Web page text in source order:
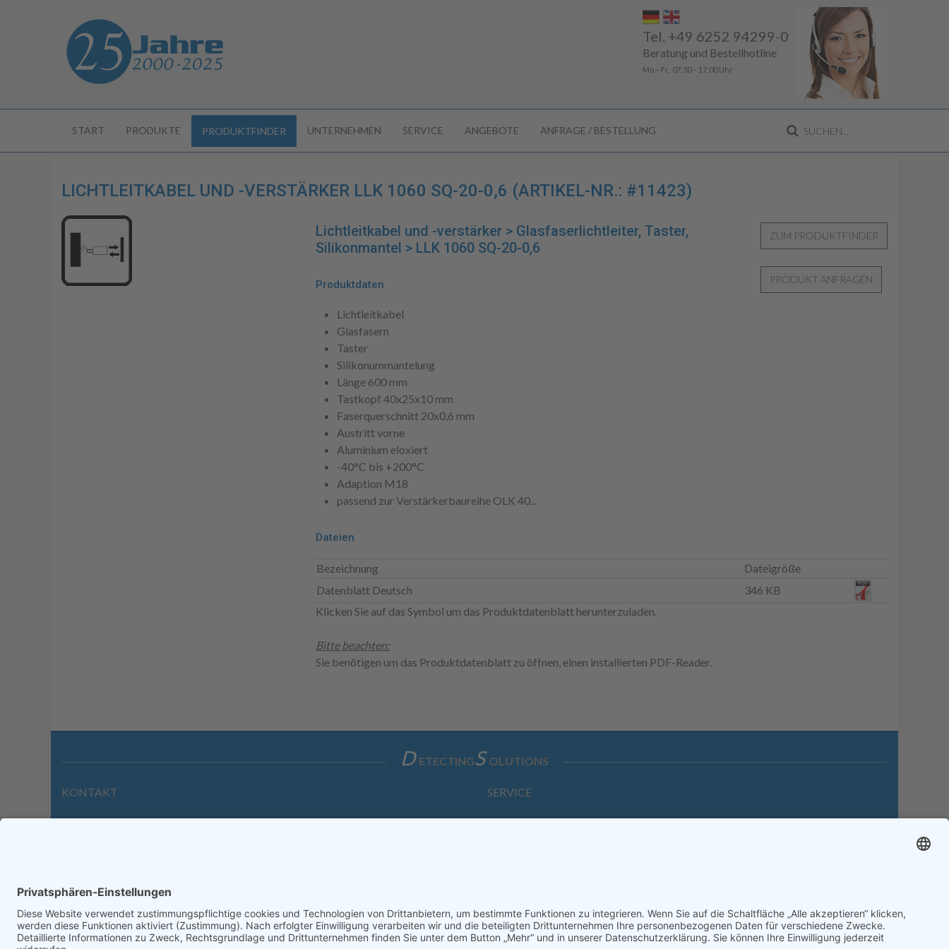
Tel. +49 6252 94299-0
Beratung und Bestellhotline
Mo – Fr, 07:30 – 17:00 Uhr
START PRODUKTE PRODUKTFINDER UNTERNEHMEN SERVICE ANGEBOTE ANFRAGE / BESTELLUNG
LICHTLEITKABEL UND -VERSTÄRKER LLK 1060 SQ-20-0,6 (ARTIKEL-NR.: #11423)
Lichtleitkabel und -verstärker > Glasfaserlichtleiter, Taster,
Silikonmantel > LLK 1060 SQ-20-0,6
Produktdaten
Lichtleitkabel
Glasfasern
Taster
Silikonummantelung
Länge 600 mm
Tastkopf 40x25x10 mm
Faserquerschnitt 20x0,6 mm
Austritt vorne
Aluminium eloxiert
-40°C bis +200°C
Adaption M18
passend zur Verstärkerbaureihe OLK 40...
Dateien
Bezeichnung
Dateigröße
Datenblatt Deutsch
346 KB
Klicken Sie auf das Symbol um das Produktdatenblatt herunterzuladen.
Bitte beachten:
Sie benötigen um das Produktdatenblatt zu öffnen, einen installierten PDF-Reader.
D ETECTINGS OLUTIONS
KONTAKT
Wilhelmstraße 39 | 64646 Heppenheim
info@dietz-sensortechnik.de
SERVICE
Anfrage
Impressum Datenschutzerklärung Haftungsausschluss AGB
Sitemap